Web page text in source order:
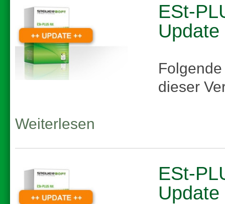
ESt-
dieser
Weiterlesen
ESt-